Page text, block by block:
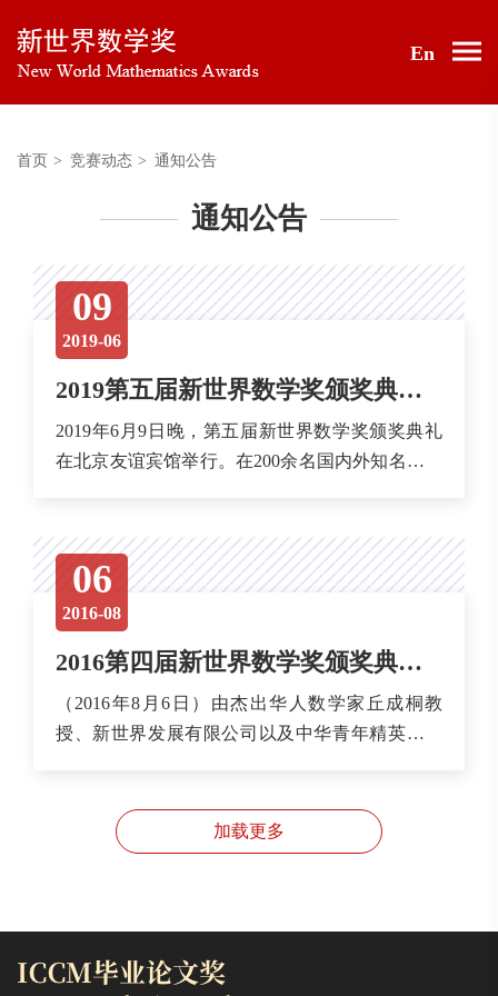
En
首页 > 竞赛动态 > 通知公告
通知公告
09
2019-06
2019第五届新世界数学奖颁奖典礼6月9日在北京举行
2019年6月9日晚，第五届新世界数学奖颁奖典礼
在北京友谊宾馆举行。在200余名国内外知名专家
文银奖4名，学士论文金奖2名，银奖3名，博士论
文优胜奖40名及学士论文优胜奖1名。哈尔滨工
业...
06
2016-08
2016第四届新世界数学奖颁奖典礼顺利举行
（2016年8月6日）由杰出华人数学家丘成桐教
授、新世界发展有限公司以及中华青年精英基金
共有43名来自全球的年轻华裔数学论文作者获
奖。在200多名国内外知名专家学者的见证下，获
加载更多